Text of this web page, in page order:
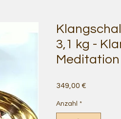
3,1 kg -
349,00 €
Anzahl *